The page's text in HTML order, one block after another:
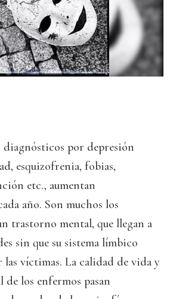
diagnósticos por depresión
esquizofrenia, fobias,
etc., aumentan
año. Son muchos los
trastorno mental, que llegan a
sin que su sistema límbico
las víctimas. La calidad de vida y
de los enfermos pasan